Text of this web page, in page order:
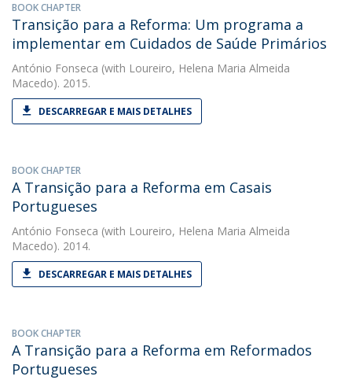
BOOK CHAPTER
Transição para a Reforma: Um programa a
implementar em Cuidados de Saúde Primários
António Fonseca (with Loureiro, Helena Maria Almeida
Macedo). 2015.
DESCARREGAR E MAIS DETALHES
BOOK CHAPTER
A Transição para a Reforma em Casais
Portugueses
António Fonseca (with Loureiro, Helena Maria Almeida
Macedo). 2014.
DESCARREGAR E MAIS DETALHES
BOOK CHAPTER
A Transição para a Reforma em Reformados
Portugueses